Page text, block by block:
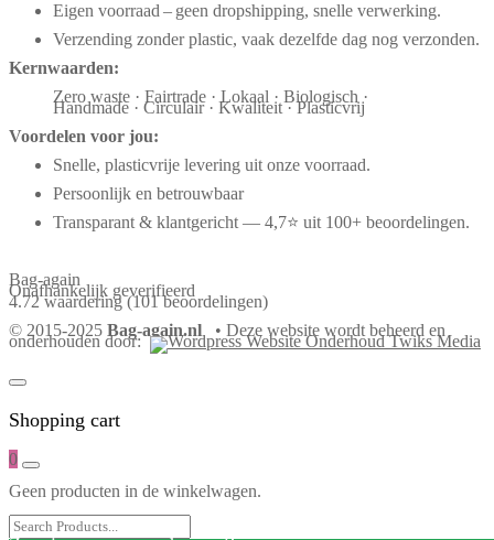
Eigen voorraad – geen dropshipping, snelle verwerking.
Verzending zonder plastic, vaak dezelfde dag nog verzonden.
Kernwaarden:
Zero waste · Fairtrade · Lokaal · Biologisch ·
Handmade · Circulair · Kwaliteit · Plasticvrij
Voordelen voor jou:
Snelle, plasticvrije levering uit onze voorraad.
Persoonlijk en betrouwbaar
Transparant & klantgericht — 4,7⭐ uit 100+ beoordelingen.
Bag-again
Onafhankelijk geverifieerd
4.72 waardering (101 beoordelingen)
© 2015-2025 Bag-again.nl • Deze website wordt beheerd en
onderhouden door:
Shopping cart
0
Geen producten in de winkelwagen.